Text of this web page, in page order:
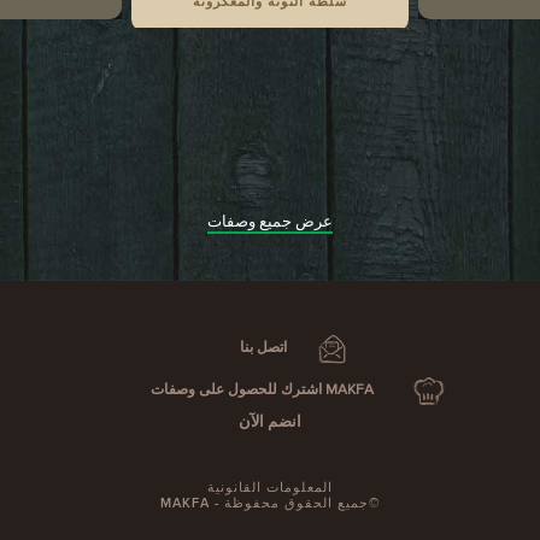
عرض جميع وصفات
اتصل بنا
MAKFA اشترك للحصول على وصفات
انضم الآن
المعلومات القانونية
©جميع الحقوق محفوظة - MAKFA